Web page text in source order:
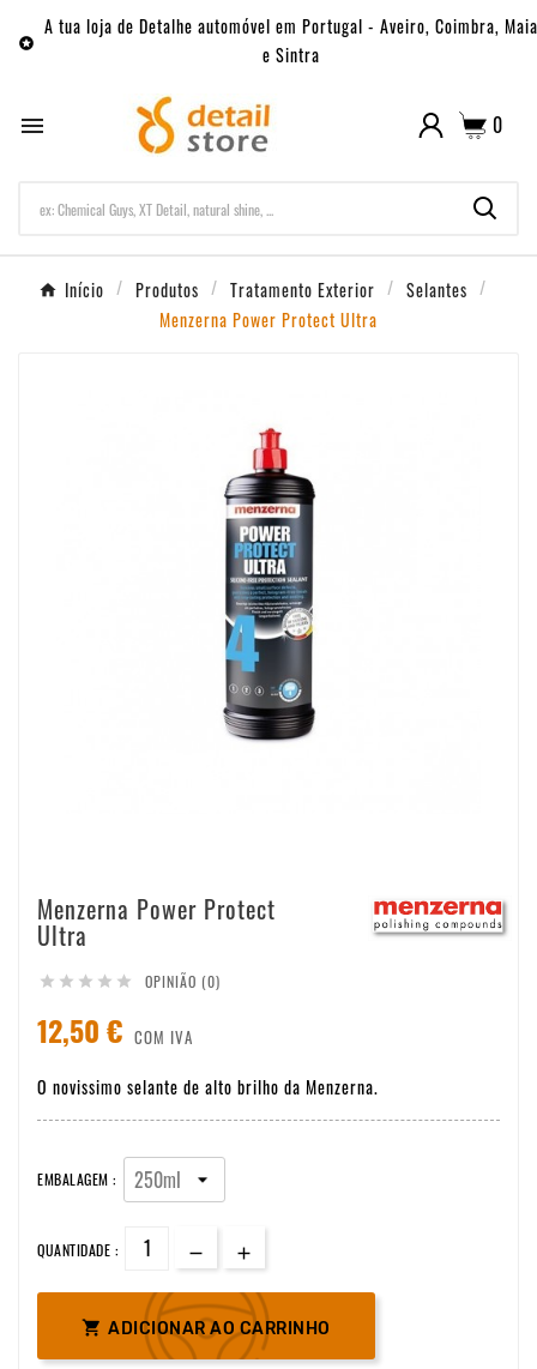

A tua loja de Detalhe automóvel em Portugal - Aveiro, Coimbra, Maia
e Sintra
 0
Início Produtos Tratamento Exterior
Selantes
Menzerna Power Protect Ultra
Menzerna Power Protect
Ultra
     OPINIÃO (0)
12,50 € COM IVA
O novissimo selante de alto brilho da Menzerna.
EMBALAGEM :
QUANTIDADE :
 ADICIONAR AO CARRINHO